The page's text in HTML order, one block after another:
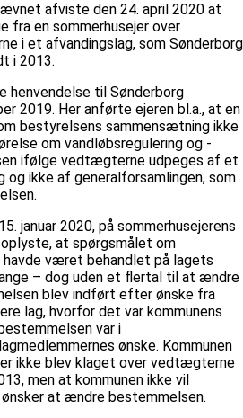
afviste den 24. april 2020 at
fra en sommerhusejer over
i et afvandingslag, som Sønderborg
i 2013.
henvendelse til Sønderborg
2019. Her anførte ejeren bl.a., at en
bestyrelsens sammensætning ikke
om vandløbsregulering og -
ifølge vedtægterne udpeges af et
og ikke af generalforsamlingen, som
januar 2020, på sommerhusejerens
oplyste, at spørgsmålet om
været behandlet på lagets
– dog uden et flertal til at ændre
blev indført efter ønske fra
lag, hvorfor det var kommunens
var i
ønske. Kommunen
ikke blev klaget over vedtægterne
men at kommunen ikke vil
at ændre bestemmelsen.